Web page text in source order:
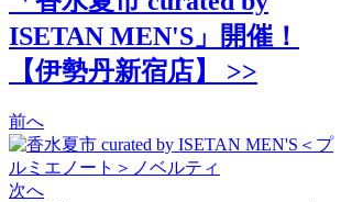
ISETAN MEN'S」開催！
【伊勢丹新宿店】 >>
前へ
次へ